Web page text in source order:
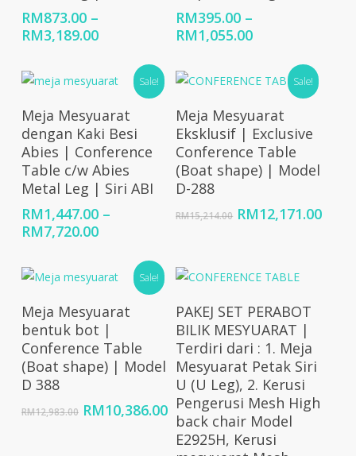
RM873.00 –
RM3,189.00Price
RM873.00
through
RM3,189.00
RM395.00 –
RM1,055.00Price
RM395.00
through
RM1,055.00
Sale!
Select Options
Meja Mesyuarat
dengan Kaki Besi
Abies | Conference
Table c/w Abies
Metal Leg | Siri ABI
RM1,447.00 –
RM7,720.00Price
RM1,447.00
through
RM7,720.00
Sale!
Add To Cart
Meja Mesyuarat
Eksklusif | Exclusive
Conference Table
(Boat shape) | Model
D-288
RM15,214.00 Original
RM12,171.00
Sale!
Add To Cart
Meja Mesyuarat
bentuk bot |
Conference Table
(Boat shape) | Model
D 388
RM12,983.00 Original
RM10,386.00Current
price
is:
Select Options
PAKEJ SET PERABOT
BILIK MESYUARAT |
Terdiri dari : 1. Meja
Mesyuarat Petak Siri
U (U Leg), 2. Kerusi
Pengerusi Mesh High
back chair Model
E2925H, Kerusi